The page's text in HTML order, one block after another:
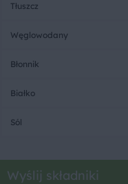
Tłuszcz
Węglowodany
Błonnik
Białko
Sól
Wyślij składniki